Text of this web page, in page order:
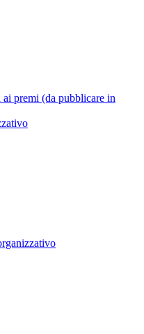
premi (da pubblicare in